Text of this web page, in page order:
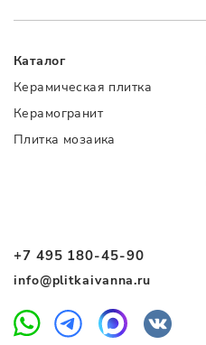
+7 495 180-45-90
info@plitkaivanna.ru
Каталог
Керамическая плитка
Керамогранит
Плитка мозаика